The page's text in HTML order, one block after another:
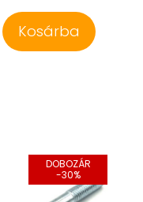
Kosárba
DOBOZÁR
-30%